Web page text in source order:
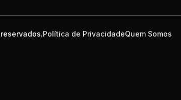
Política de PrivacidadeQuem Somos